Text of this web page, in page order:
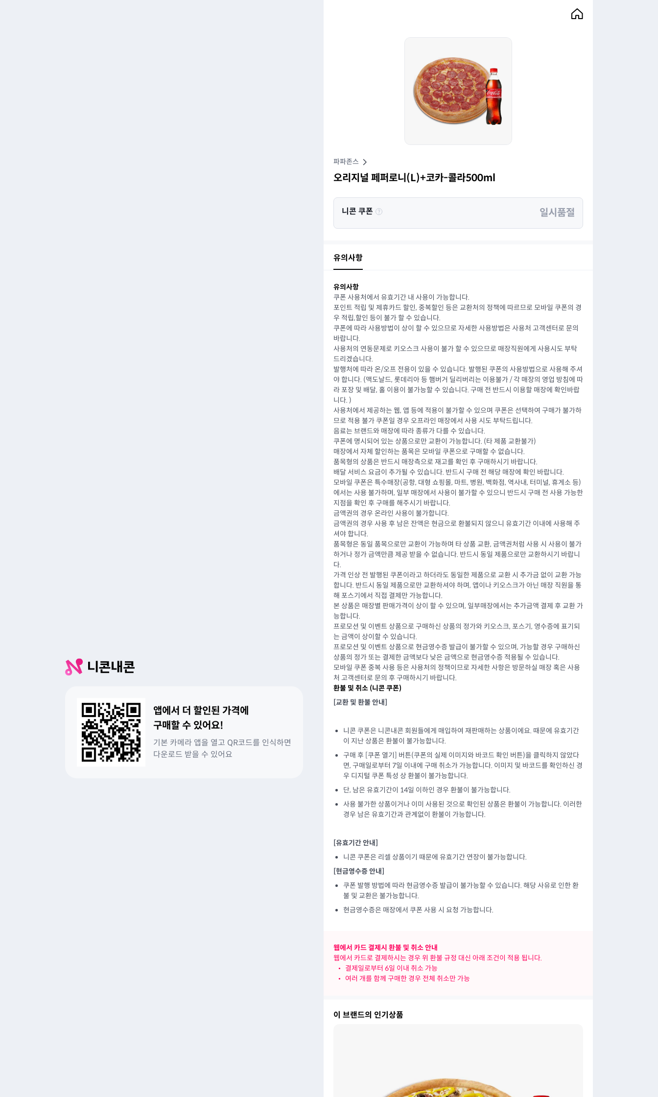
앱에서 더 할인된 가격에
구매할 수 있어요!
기본 카메라 앱을 열고 QR코드를 인식하면
다운로드 받을 수 있어요
파파존스
오리지널 페퍼로니(L)+코카-콜라500ml
니콘 쿠폰 일시품절
유의사항
유의사항
쿠폰 사용처에서 유효기간 내 사용이 가능합니다.
포인트 적립 및 제휴카드 할인, 중복할인 등은 교환처의 정책에 따르므로 모바일 쿠폰의 경
우 적립,할인 등이 불가 할 수 있습니다.
쿠폰에 따라 사용방법이 상이 할 수 있으므로 자세한 사용방법은 사용처 고객센터로 문의
바랍니다.
사용처의 연동문제로 키오스크 사용이 불가 할 수 있으므로 매장직원에게 사용시도 부탁
드리겠습니다.
발행처에 따라 온/오프 전용이 있을 수 있습니다. 발행된 쿠폰의 사용방법으로 사용해 주셔
야 합니다. (맥도날드, 롯데리아 등 햄버거 딜리버리는 이용불가 / 각 매장의 영업 방침에 따
라 포장 및 배달, 홀 이용이 불가능할 수 있습니다. 구매 전 반드시 이용할 매장에 확인바랍
니다. )
사용처에서 제공하는 웹, 앱 등에 적용이 불가할 수 있으며 쿠폰은 선택하여 구매가 불가하
므로 적용 불가 쿠폰일 경우 오프라인 매장에서 사용 시도 부탁드립니다.
음료는 브랜드와 매장에 따라 종류가 다를 수 있습니다.
쿠폰에 명시되어 있는 상품으로만 교환이 가능합니다. (타 제품 교환불가)
매장에서 자체 할인하는 품목은 모바일 쿠폰으로 구매할 수 없습니다.
품목형의 상품은 반드시 매장측으로 재고를 확인 후 구매하시기 바랍니다.
배달 서비스 요금이 추가될 수 있습니다. 반드시 구매 전 해당 매장에 확인 바랍니다.
모바일 쿠폰은 특수매장(공항, 대형 쇼핑몰, 마트, 병원, 백화점, 역사내, 터미널, 휴게소 등)
에서는 사용 불가하며, 일부 매장에서 사용이 불가할 수 있으니 반드시 구매 전 사용 가능한
지점을 확인 후 구매를 해주시기 바랍니다.
금액권의 경우 온라인 사용이 불가합니다.
금액권의 경우 사용 후 남은 잔액은 현금으로 환불되지 않으니 유효기간 이내에 사용해 주
셔야 합니다.
품목형은 동일 품목으로만 교환이 가능하며 타 상품 교환, 금액권처럼 사용 시 사용이 불가
하거나 정가 금액만큼 제공 받을 수 없습니다. 반드시 동일 제품으로만 교환하시기 바랍니
다.
가격 인상 전 발행된 쿠폰이라고 하더라도 동일한 제품으로 교환 시 추가금 없이 교환 가능
합니다. 반드시 동일 제품으로만 교환하셔야 하며, 앱이나 키오스크가 아닌 매장 직원을 통
해 포스기에서 직접 결제만 가능합니다.
본 상품은 매장별 판매가격이 상이 할 수 있으며, 일부매장에서는 추가금액 결제 후 교환 가
능합니다.
프로모션 및 이벤트 상품으로 구매하신 상품의 정가와 키오스크, 포스기, 영수증에 표기되
는 금액이 상이할 수 있습니다.
프로모션 및 이벤트 상품으로 현금영수증 발급이 불가할 수 있으며, 가능할 경우 구매하신
상품의 정가 또는 결제한 금액보다 낮은 금액으로 현금영수증 적용될 수 있습니다.
모바일 쿠폰 중복 사용 등은 사용처의 정책이므로 자세한 사항은 방문하실 매장 혹은 사용
처 고객센터로 문의 후 구매하시기 바랍니다.
환불 및 취소 (니콘 쿠폰)
[교환 및 환불 안내]
니콘 쿠폰은 니콘내콘 회원들에게 매입하여 재판매하는 상품이에요. 때문에 유효기간
이 지난 상품은 환불이 불가능합니다.
구매 후 [쿠폰 열기] 버튼(쿠폰의 실제 이미지와 바코드 확인 버튼)을 클릭하지 않았다
면, 구매일로부터 7일 이내에 구매 취소가 가능합니다. 이미지 및 바코드를 확인하신 경
우 디지털 쿠폰 특성 상 환불이 불가능합니다.
단, 남은 유효기간이 14일 이하인 경우 환불이 불가능합니다.
사용 불가한 상품이거나 이미 사용된 것으로 확인된 상품은 환불이 가능합니다. 이러한
경우 남은 유효기간과 관계없이 환불이 가능합니다.
[유효기간 안내]
니콘 쿠폰은 리셀 상품이기 때문에 유효기간 연장이 불가능합니다.
[현금영수증 안내]
쿠폰 발행 방법에 따라 현금영수증 발급이 불가능할 수 있습니다. 해당 사유로 인한 환
불 및 교환은 불가능합니다.
현금영수증은 매장에서 쿠폰 사용 시 요청 가능합니다.
웹에서 카드 결제시 환불 및 취소 안내
웹에서 카드로 결제하시는 경우 위 환불 규정 대신 아래 조건이 적용 됩니다.
•
결제일로부터 6일 이내 취소 가능
•
여러 개를 함께 구매한 경우 전체 취소만 가능
이 브랜드의 인기상품